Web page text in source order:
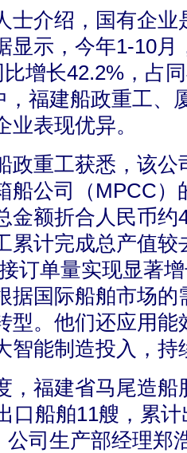
介绍，国有企业
显示，今年1-10月
增长42.2%，占
，福建船政重工、
表现优异。
重工获悉，该公
船公司（MPCC）
金额折合人民币约
累计完成总产值较
订单量实现显著
据国际船舶市场
型。他们还应用能
智能制造投入，
福建省马尾造船
口船舶11艘，累
公司生产部经理郑